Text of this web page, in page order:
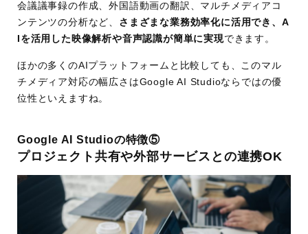
会議議事録の作成、外国語動画の翻訳、マルチメディアコ
ンテンツの分析など、 さまざまな業務効率化に活用でき、A
Iを活用した映像解析や音声認識が簡単に実現できます。
ほかの多くのAIプラットフォームと比較しても、このマル
チメディア対応の幅広さはGoogle AI Studioならではの優
位性といえますね。
Google AI Studioの特徴⑤
プロジェクト共有や外部サービスとの連携OK